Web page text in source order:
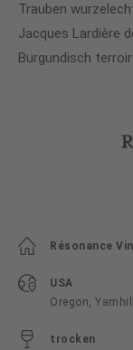
Trauben
Jacques Lardière
Burgundisch
Résonance
USA
Oregon,
trocken